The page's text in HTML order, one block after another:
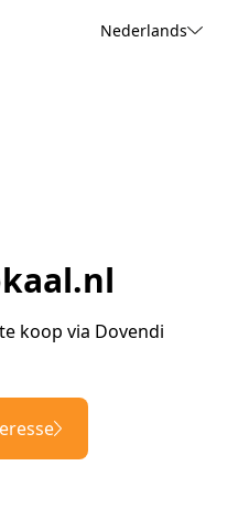
Nederlands
koop via Dovendi